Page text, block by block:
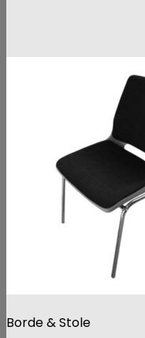
Borde & Stole